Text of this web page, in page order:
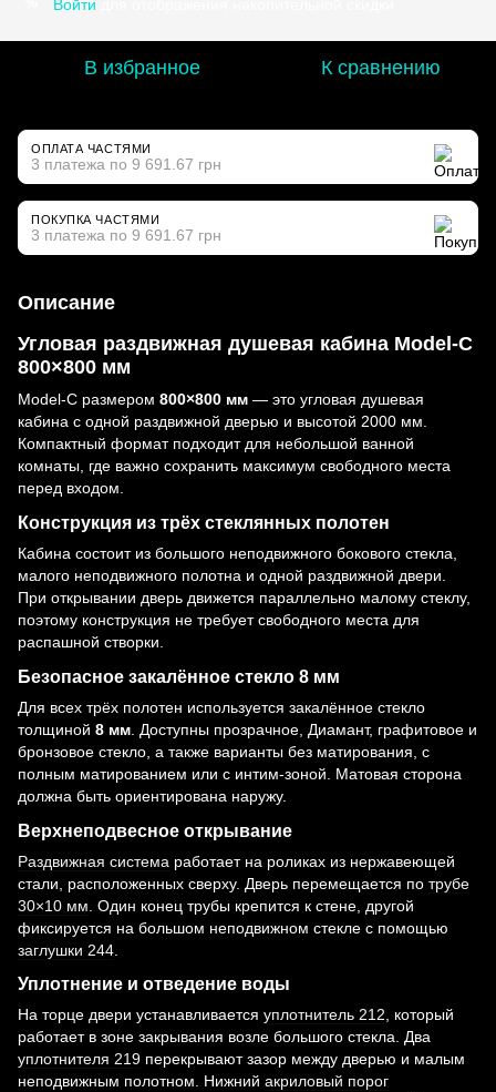
Войти
В избранное К сравнению
ОПЛАТА ЧАСТЯМИ
3 платежа по 9 691.67 грн
ПОКУПКА ЧАСТЯМИ
3 платежа по 9 691.67 грн
Описание
Угловая раздвижная душевая кабина Model-C
800×800 мм
Model-C размером 800×800 мм — это угловая душевая
кабина с одной раздвижной дверью и высотой 2000 мм.
Компактный формат подходит для небольшой ванной
комнаты, где важно сохранить максимум свободного места
перед входом.
Конструкция из трёх стеклянных полотен
Кабина состоит из большого неподвижного бокового стекла,
малого неподвижного полотна и одной раздвижной двери.
При открывании дверь движется параллельно малому стеклу,
поэтому конструкция не требует свободного места для
распашной створки.
Безопасное закалённое стекло 8 мм
Для всех трёх полотен используется закалённое стекло
толщиной 8 мм . Доступны прозрачное, Диамант, графитовое и
бронзовое стекло, а также варианты без матирования, с
полным матированием или с интим-зоной. Матовая сторона
должна быть ориентирована наружу.
Верхнеподвесное открывание
Раздвижная система работает на роликах из нержавеющей
стали, расположенных сверху. Дверь перемещается по трубе
30×10 мм . Один конец трубы крепится к стене, другой
фиксируется на большом неподвижном стекле с помощью
заглушки 244
Уплотнение и отведение воды
На торце двери устанавливается уплотнитель 212, который
работает в зоне закрывания возле большого стекла. Два
уплотнителя 219 перекрывают зазор между дверью и малым
неподвижным полотном. Нижний акриловый порог